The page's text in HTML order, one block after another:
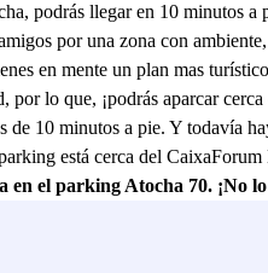
podrás llegar en 10 minutos a
por una zona con
en mente un plan mas
lo que, ¡podrás aparcar
10 minutos a pie. Y todavía
está cerca del
en el parking Atocha 70. ¡No